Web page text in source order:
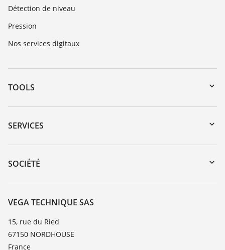
Détection de niveau
Pression
Nos services digitaux
TOOLS
Téléchargements
Recherche par numéro de série
DTM Collection/PACTware
SERVICES
Retour d'appareil
Formations
TeamViewer
SOCIÉTÉ
Carrière
À propos de VEGA
Contact
News
VEGA TECHNIQUE SAS
15, rue du Ried
67150 NORDHOUSE
France